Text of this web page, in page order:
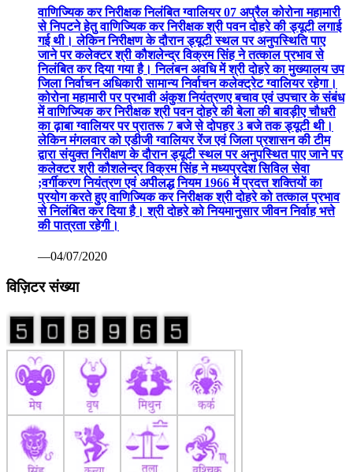
वाणिज्यिक कर निरीक्षक निलंबित ग्वालियर 07 अप्रैल कोरोना महामारी
से निपटने हेतु वाणिज्यिक कर निरीक्षक श्री पवन दोहरे की ड्यूटी लगाई
गई थी। लेकिन निरीक्षण के दौरान ड्यूटी स्थल पर अनुपस्थिति पाए
जाने पर कलेक्टर श्री कौशलेन्द्र विक्रम सिंह ने तत्काल प्रभाव से
निलंबित कर दिया गया है। निलंबन अवधि में श्री दोहरे का मुख्यालय उप
जिला निर्वाचन अधिकारी सामान्य निर्वाचन कलेक्ट्रेट ग्वालियर रहेगा।
कोरोना महामारी पर प्रभावी अंकुश नियंत्रणए बचाव एवं उपचार के संबंध
में वाणिज्यिक कर निरीक्षक श्री पवन दोहरे की बेला की बावड़ीए चौधरी
का ढ़ाबा ग्वालियर पर प्रातरू 7 बजे से दोपहर 3 बजे तक ड्यूटी थी।
लेकिन मंगलवार को एडीजी ग्वालियर रेंज एवं जिला प्रशासन की टीम
द्वारा संयुक्त निरीक्षण के दौरान ड्यूटी स्थल पर अनुपस्थित पाए जाने पर
कलेक्टर श्री कौशलेन्द्र विक्रम सिंह ने मध्यप्रदेश सिविल सेवा
;वर्गीकरण नियंत्रण एवं अपीलद्ध नियम 1966 में प्रदत्त शक्तियों का
प्रयोग करते हुए वाणिज्यिक कर निरीक्षक श्री दोहरे को तत्काल प्रभाव
से निलंबित कर दिया है। श्री दोहरे को नियमानुसार जीवन निर्वाह भत्ते
की पात्रता रहेगी।
—04/07/2020
विज़िटर संख्या